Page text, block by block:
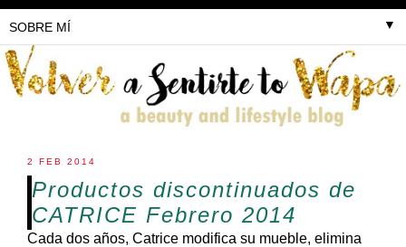
▼
2 FEB 2014
Productos discontinuados de
CATRICE Febrero 2014
Cada dos años, Catrice modifica su mueble, elimina